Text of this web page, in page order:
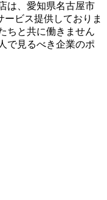
は、愛知県名古屋市
ビス提供しておりま
ちと共に働きません
で見るべき企業のポ